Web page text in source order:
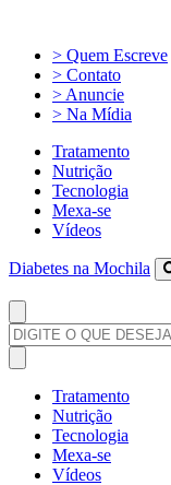
> Quem Escreve
> Contato
> Anuncie
> Na Mídia
Tratamento
Nutrição
Tecnologia
Mexa-se
Vídeos
Diabetes na Mochila
Tratamento
Nutrição
Tecnologia
Mexa-se
Vídeos